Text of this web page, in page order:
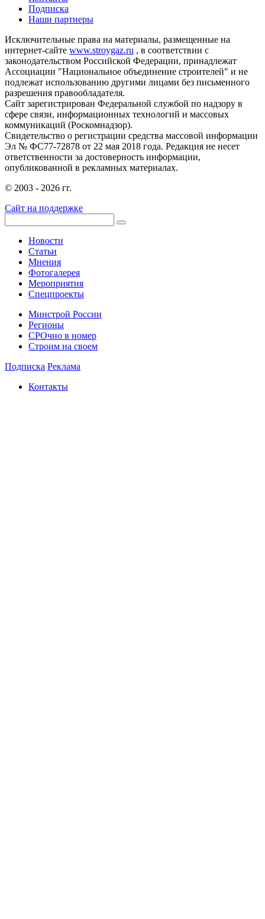
Подписка
Наши партнеры
Исключительные права на материалы, размещенные на
интернет-сайте www.stroygaz.ru , в соответствии с
законодательством Российской Федерации, принадлежат
Ассоциации "Национальное объединение строителей" и не
подлежат использованию другими лицами без письменного
разрешения правообладателя.
Сайт зарегистрирован Федеральной службой по надзору в
сфере связи, информационных технологий и массовых
коммуникаций (Роскомнадзор).
Свидетельство о регистрации средства массовой информации
Эл № ФС77-72878 от 22 мая 2018 года. Редакция не несет
ответственности за достоверность информации,
опубликованной в рекламных материалах.
© 2003 - 2026 гг.
Сайт на поддержке
Новости
Статьи
Мнения
Фотогалерея
Мероприятия
Спецпроекты
Минстрой России
Регионы
СРОчно в номер
Строим на своем
Подписка Реклама
Контакты